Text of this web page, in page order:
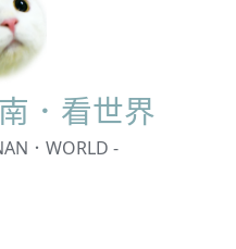
．看世界
．WORLD -